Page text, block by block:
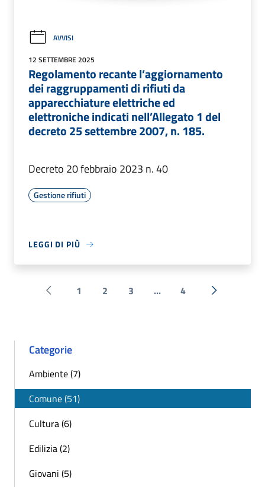
AVVISI
12 SETTEMBRE 2025
Regolamento recante l’aggiornamento
dei raggruppamenti di rifiuti da
apparecchiature elettriche ed
elettroniche indicati nell’Allegato 1 del
decreto 25 settembre 2007, n. 185.
Decreto 20 febbraio 2023 n. 40
Gestione rifiuti
LEGGI DI PIÙ
Pagina precedente
1 2 3 ... 4 Successiva
Categorie
Ambiente (7)
Comune (51)
Cultura (6)
Edilizia (2)
Giovani (5)